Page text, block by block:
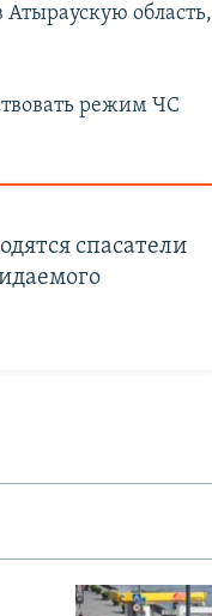
область,
режим ЧС
спасатели